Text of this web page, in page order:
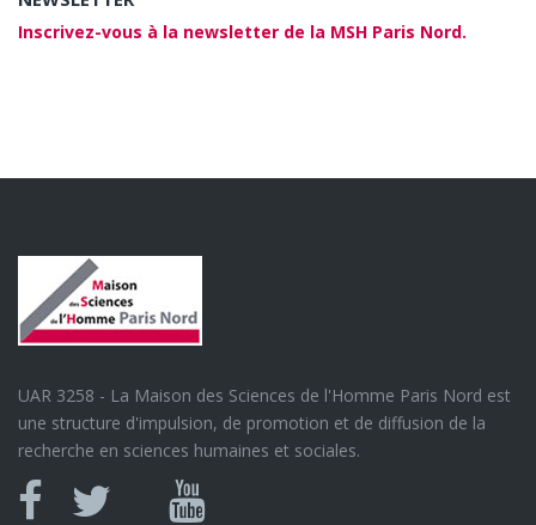
Inscrivez-vous à la newsletter de la MSH Paris Nord.
UAR 3258 - La Maison des Sciences de l'Homme Paris Nord est
une structure d'impulsion, de promotion et de diffusion de la
recherche en sciences humaines et sociales.
Canal